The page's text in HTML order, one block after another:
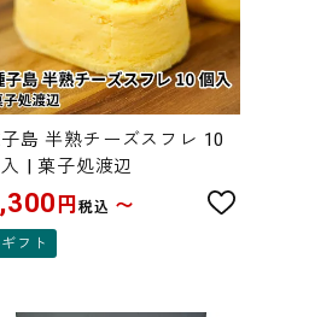
島 半熟チーズスフレ 10
| 菓子処渡辺
円税込 〜
フト